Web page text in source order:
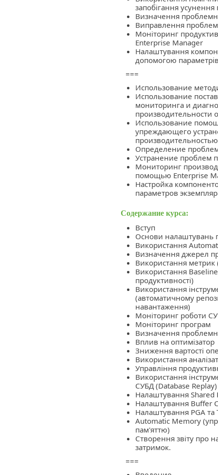
запобігання
Визначення
Виправлення проблем
Моніторинг
Enterprise Manager
Налаштування
допомогою
===
Использование
Использование
мониторинга и
производительности
Использование
упреждающего
Определение
Устранение проблем
Мониторинг
помощью Enterprise
Настройка
параметров
Содержание курса:
Вступ
Основи налаштувань
Використання
Визначення джерел
Використання
Використання
продуктивності)
Використання
(автоматичному
навантаження)
Моніторинг роботи
Моніторинг програм
Визначення
Вплив на оптимізатор
Зниження вартості
Використання
Управління
Використання
СУБД (Database Replay)
Налаштування Shared
Налаштування Buffer
Налаштування PGA та
Automatic Memory
пам'яттю)
Створення звіту про
затримок.
===